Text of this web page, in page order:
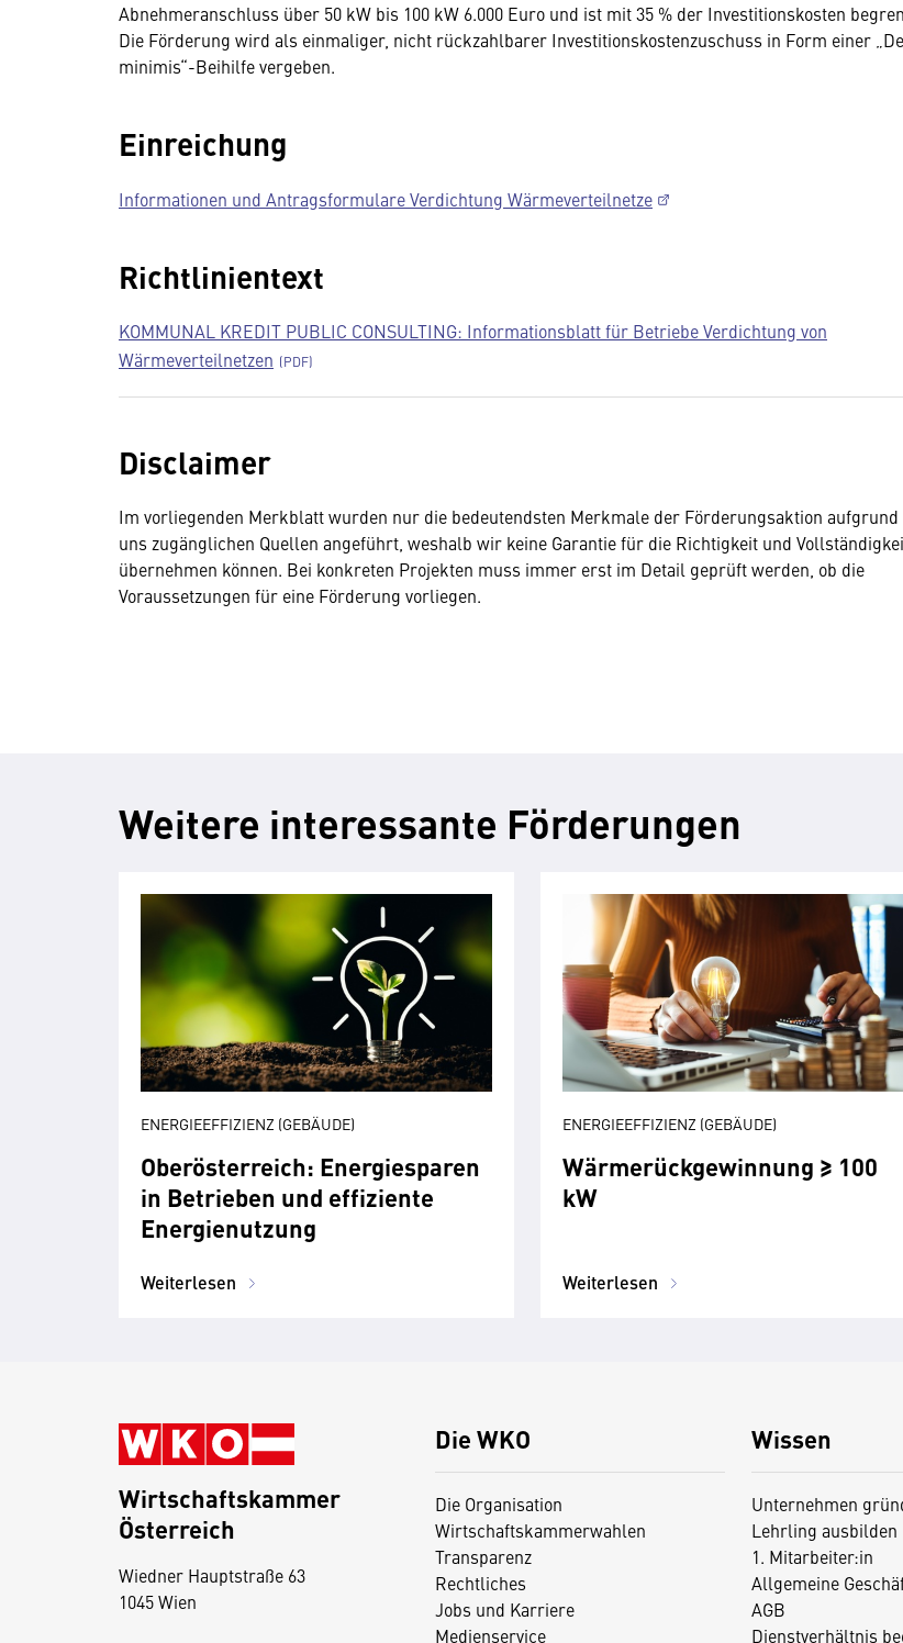
Abnehmeranschluss über 50 kW bis 100 kW 6.000 Euro und ist mit 35 % der Investitionskosten
Die Förderung wird als einmaliger, nicht rückzahlbarer Investitionskostenzuschuss in Form einer
minimis“-Beihilfe vergeben.
Einreichung
Informationen und Antragsformulare Verdichtung Wärmeverteilnetze
Richtlinientext
KOMMUNAL KREDIT PUBLIC CONSULTING: Informationsblatt für Betriebe Verdichtung von
Wärmeverteilnetzen
Disclaimer
Im vorliegenden Merkblatt wurden nur die bedeutendsten Merkmale der Förderungsaktion
uns zugänglichen Quellen angeführt, weshalb wir keine Garantie für die Richtigkeit und
übernehmen können. Bei konkreten Projekten muss immer erst im Detail geprüft werden, ob die
Voraussetzungen für eine Förderung vorliegen.
Weitere interessante Förderungen
ENERGIEEFFIZIENZ (GEBÄUDE)
Oberösterreich: Energiesparen
in Betrieben und effiziente
Energienutzung
Weiterlesen
ENERGIEEFFIZIENZ (GEBÄUDE)
Wärmerückgewinnung ≥ 100
kW
Weiterlesen
Die WKO
Die Organisation
Wirtschaftskammerwahlen
Transparenz
Rechtliches
Jobs und Karriere
Medienservice
Wissen
Unternehmen
Lehrling ausbilden
1. Mitarbeiter:in
Allgemeine
AGB
Dienstverhältnis
Wirtschaftskammer
Österreich
Wiedner Hauptstraße 63
1045 Wien